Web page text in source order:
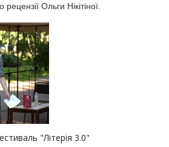
Ольги Нікітіної.
"Літерія 3.0"